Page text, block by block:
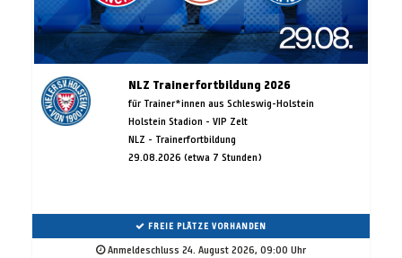
NLZ Trainerfortbildung 2026
für Trainer*innen aus Schleswig-Holstein
Holstein Stadion - VIP Zelt
NLZ - Trainerfortbildung
29.08.2026 (etwa 7 Stunden)
FREIE PLÄTZE VORHANDEN
Anmeldeschluss 24. August 2026, 09:00 Uhr